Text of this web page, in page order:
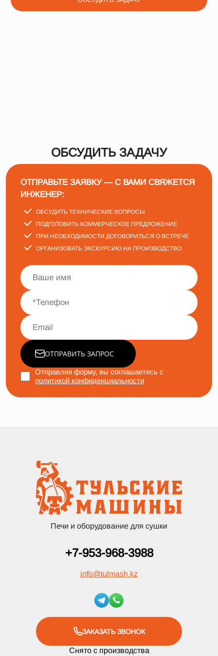
ОБСУДИТЬ ЗАДАЧУ
ОТПРАВЬТЕ ЗАЯВКУ — С ВАМИ СВЯЖЕТСЯ
ИНЖЕНЕР:
ОБСУДИТЬ ТЕХНИЧЕСКИЕ ВОПРОСЫ
ПОДГОТОВИТЬ КОММЕРЧЕСКОЕ ПРЕДЛОЖЕНИЕ
ПРИ НЕОБХОДИМОСТИ ДОГОВОРИТЬСЯ О ВСТРЕЧЕ
ОРГАНИЗОВАТЬ ЭКСКУРСИЮ НА ПРОИЗВОДСТВО
ОТПРАВИТЬ ЗАПРОС
Отправляя форму, вы соглашаетесь с
политикой конфиденциальности
Печи и оборудование для сушки
+7-953-968-3988
info@tulmash.kz
ЗАКАЗАТЬ ЗВОНОК
Снято с производства